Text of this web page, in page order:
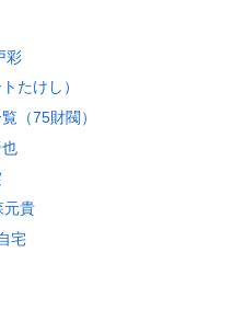
彩
たけし）
（75財閥）
元貴
宅